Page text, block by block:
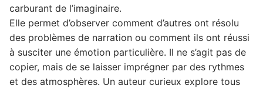
carburant de l’imaginaire.
Elle permet d’observer comment d’autres ont résolu
des problèmes de narration ou comment ils ont réussi
à susciter une émotion particulière. Il ne s’agit pas de
copier, mais de se laisser imprégner par des rythmes
et des atmosphères. Un auteur curieux explore tous